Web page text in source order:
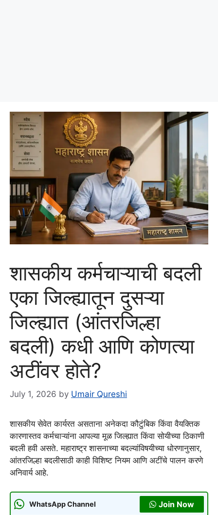
शासकीय कर्मचाऱ्याची बदली
एका जिल्ह्यातून दुसऱ्या
जिल्ह्यात (आंतरजिल्हा
बदली) कधी आणि कोणत्या
अटींवर होते?
July 1, 2026 by Umair Qureshi
शासकीय सेवेत कार्यरत असताना अनेकदा कौटुंबिक किंवा वैयक्तिक
कारणास्तव कर्मचाऱ्यांना आपल्या मूळ जिल्ह्यात किंवा सोयीच्या ठिकाणी
बदली हवी असते. महाराष्ट्र शासनाच्या बदल्यांविषयीच्या धोरणानुसार,
आंतरजिल्हा बदलीसाठी काही विशिष्ट नियम आणि अटींचे पालन करणे
अनिवार्य आहे.
WhatsApp Channel Join Now